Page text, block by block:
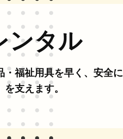
ンタル
福祉用具を早く、安全に
支えます。